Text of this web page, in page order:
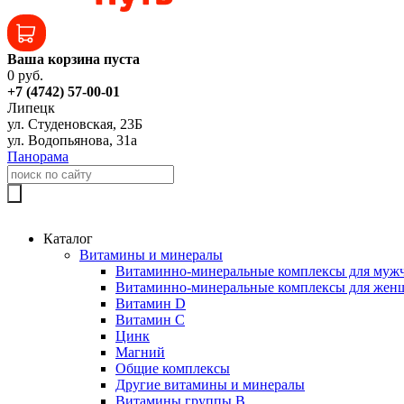
Ваша корзина пуста
0 руб.
+7 (4742) 57-00-01
Липецк
ул. Студеновская, 23Б
ул. Водопьянова, 31а
Панорама
Каталог
Витамины и минералы
Витаминно-минеральные комплексы для
Витаминно-минеральные комплексы для
Витамин D
Витамин C
Цинк
Магний
Общие комплексы
Другие витамины и минералы